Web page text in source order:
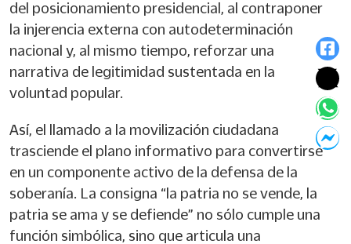
del posicionamiento presidencial, al contraponer
la injerencia externa con autodeterminación
nacional y, al mismo tiempo, reforzar una
narrativa de legitimidad sustentada en la
voluntad popular.
Así, el llamado a la movilización ciudadana
trasciende el plano informativo para convertirse
en un componente activo de la defensa de la
soberanía. La consigna “la patria no se vende, la
patria se ama y se defiende” no sólo cumple una
función simbólica, sino que articula una